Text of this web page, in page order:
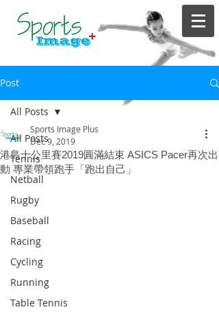
Post
All Posts
Tennis
Netball
Rugby
Baseball
Racing
Cycling
Running
Table Tennis
All Posts
港島十公里賽2019圓滿結束 ASICS Pacer再次出
動 專業帶領跑手「跑出自己」
Sports Image Plus
Dec 9, 2019